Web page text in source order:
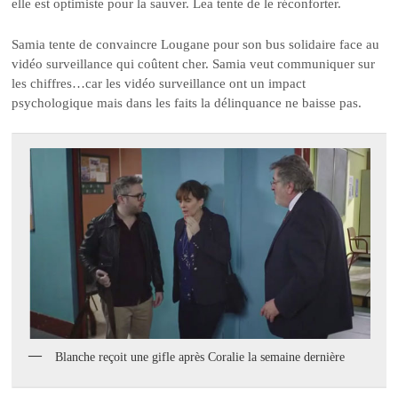
elle est optimiste pour la sauver. Lea tente de le réconforter.
Samia tente de convaincre Lougane pour son bus solidaire face au
vidéo surveillance qui coûtent cher. Samia veut communiquer sur
les chiffres…car les vidéo surveillance ont un impact
psychologique mais dans les faits la délinquance ne baisse pas.
Blanche reçoit une gifle après Coralie la semaine dernière